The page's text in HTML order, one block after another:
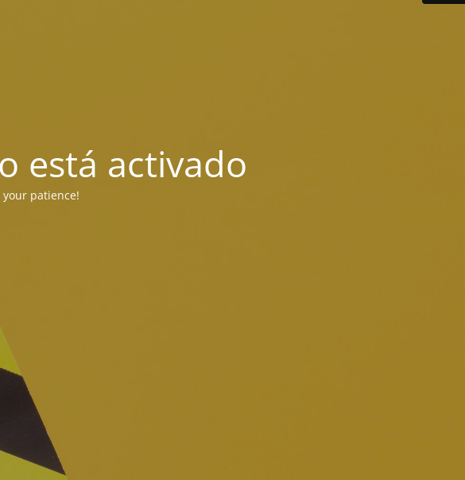
está activado
patience!